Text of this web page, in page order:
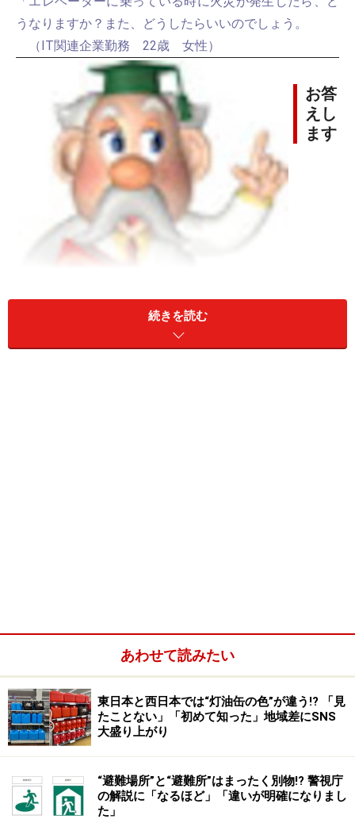
うなりますか？また、どうしたらいいのでしょう。
（IT関連企業勤務 22歳 女性）
お答
えし
ます
続きを読む
あわせて読みたい
東日本と西日本では“灯油缶の色”が違う!? 「見
たことない」「初めて知った」地域差にSNS
大盛り上がり
“避難場所”と“避難所”はまったく別物!? 警視庁
の解説に「なるほど」「違いが明確になりまし
た」